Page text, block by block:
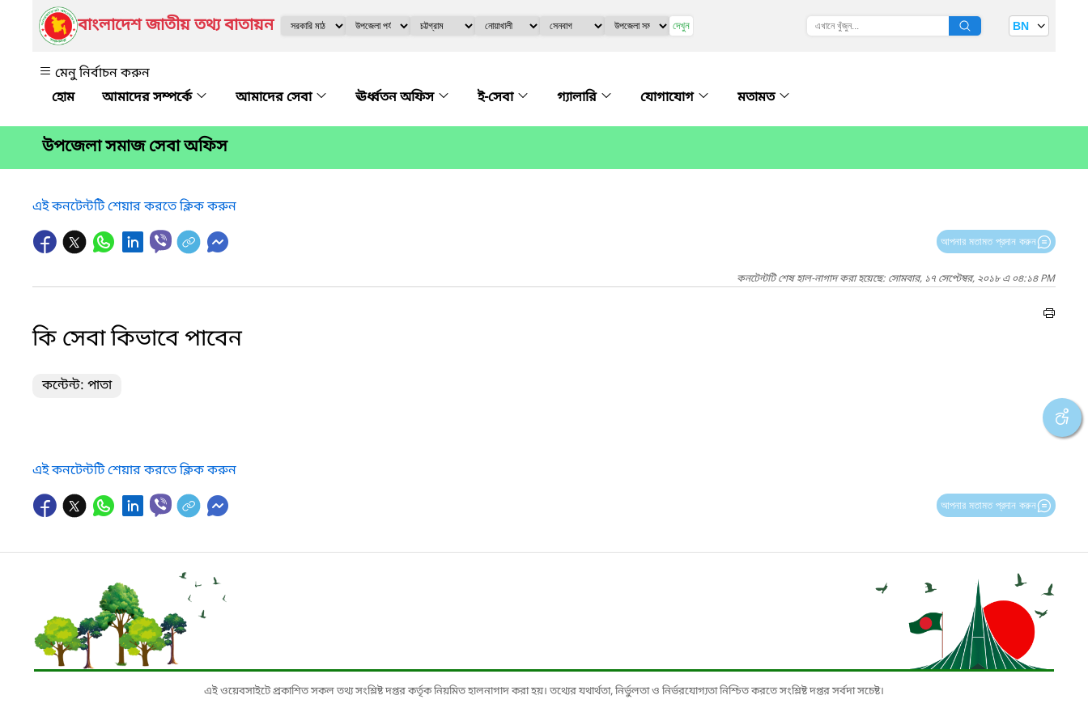
বাংলাদেশ জাতীয় তথ্য বাতায়ন দেখুন BN
মেনু নির্বাচন করুন
আমাদের সম্পর্কে
আমাদের সেবা ঊর্ধ্বতন অফিস ই-সেবা গ্যালারি যোগাযোগ মতামত
উপজেলা সমাজ সেবা অফিস
এই কনটেন্টটি শেয়ার করতে ক্লিক করুন
আপনার মতামত প্রদান করুন
কনটেন্টটি শেষ হাল-নাগাদ করা হয়েছে: সোমবার, ১৭ সেপ্টেম্বর, ২০১৮ এ ০৪:১৪ PM
কি সেবা কিভাবে পাবেন
কন্টেন্ট: পাতা
এই কনটেন্টটি শেয়ার করতে ক্লিক করুন
আপনার মতামত প্রদান করুন
এই ওয়েবসাইটে প্রকাশিত সকল তথ্য সংশ্লিষ্ট দপ্তর কর্তৃক নিয়মিত হালনাগাদ করা হয়। তথ্যের যথার্থতা, নির্ভুলতা ও নির্ভরযোগ্যতা নিশ্চিত করতে সংশ্লিষ্ট দপ্তর সর্বদা সচেষ্ট।